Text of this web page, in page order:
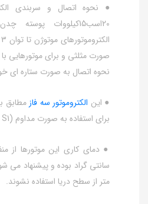
● نحوه اتصال و سربندی
20اسب15کیلووات
نحوه اتصال به صورت ستاره ای
● این الکتروموتور سه فاز مطابق
برای استفاده به صورت مداوم (Duty S1) تولید شده است.
متر از سطح دریا استفاده نشوند.